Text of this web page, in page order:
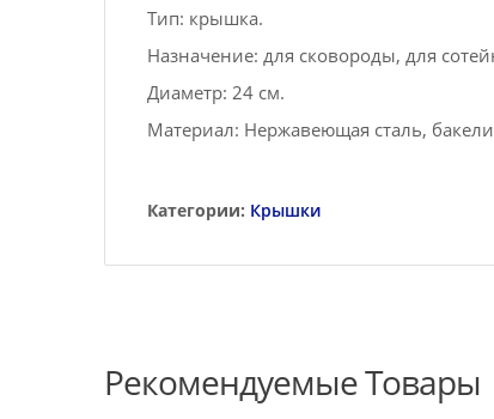
Тип: крышка.
Назначение: для сковороды, для
Диаметр: 24 см.
Материал: Нержавеющая сталь,
Категории: Крышки
Рекомендуемые Товары